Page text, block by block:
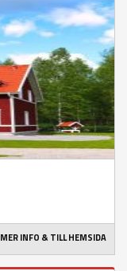
MER INFO & TILL HEMSIDA